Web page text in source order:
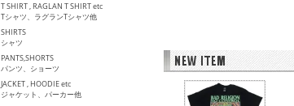
T SHIRT , RAGLAN T SHIRT etc
Tシャツ、ラグランTシャツ他
SHIRTS
シャツ
PANTS,SHORTS
パンツ、ショーツ
JACKET , HOODIE etc
ジャケット、パーカー他